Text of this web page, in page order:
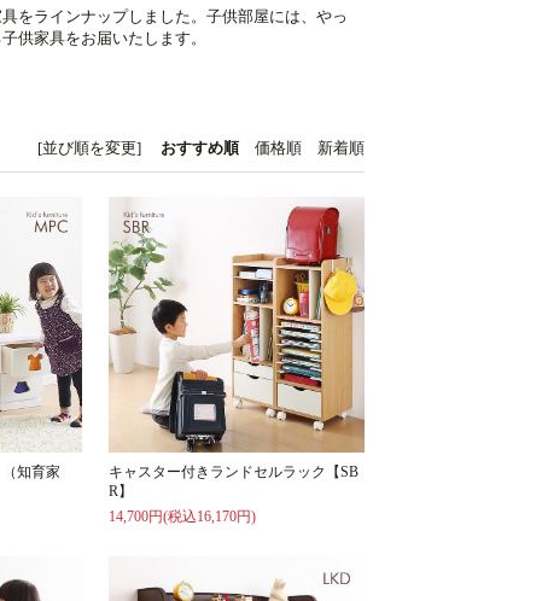
をラインナップしました。子供部屋には、やっ
供家具をお届いたします。
[並び順を変更] おすすめ順 価格順 新着順
知育家
キャスター付きランドセルラック【SB
R】
14,700円(税込16,170円)